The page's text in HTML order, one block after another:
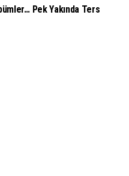
Pek Yakında Ters